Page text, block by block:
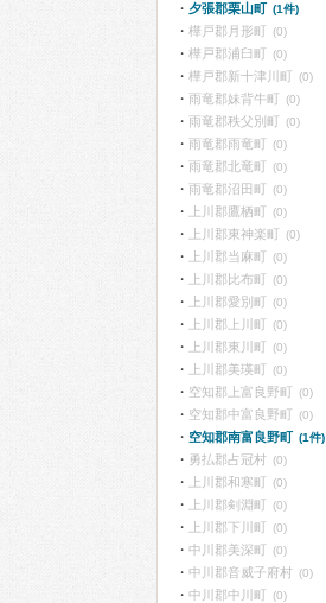
夕張郡栗山町 (1件)
樺戸郡月形町 (0)
樺戸郡浦臼町 (0)
樺戸郡新十津川町 (0)
雨竜郡妹背牛町 (0)
雨竜郡秩父別町 (0)
雨竜郡雨竜町 (0)
雨竜郡北竜町 (0)
雨竜郡沼田町 (0)
上川郡鷹栖町 (0)
上川郡東神楽町 (0)
上川郡当麻町 (0)
上川郡比布町 (0)
上川郡愛別町 (0)
上川郡上川町 (0)
上川郡東川町 (0)
上川郡美瑛町 (0)
空知郡上富良野町 (0)
空知郡中富良野町 (0)
空知郡南富良野町 (1件)
勇払郡占冠村 (0)
上川郡和寒町 (0)
上川郡剣淵町 (0)
上川郡下川町 (0)
中川郡美深町 (0)
中川郡音威子府村 (0)
中川郡中川町 (0)